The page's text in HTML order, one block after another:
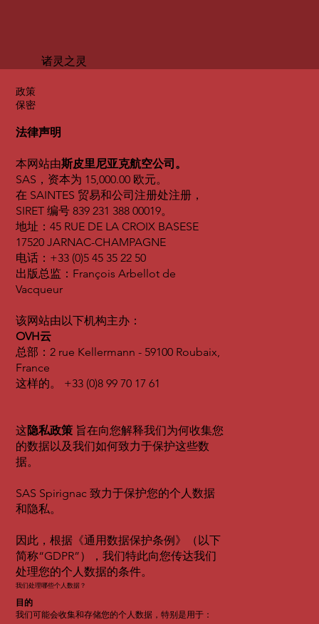
诸灵之灵
政策
保密
法律声明
本网站由斯皮里尼亚克航空公司。
SAS，资本为 15,000.00 欧元。
在 SAINTES 贸易和公司注册处注册，
SIRET 编号 839 231 388 00019。
地址：45 RUE DE LA CROIX BASESE
17520 JARNAC-CHAMPAGNE
电话：+33 (0)5 45 35 22 50
出版总监：François Arbellot de
Vacqueur
该网站由以下机构主办：
OVH云
总部：2 rue Kellermann - 59100 Roubaix,
France
这样的。 +33 (0)8 99 70 17 61
这隐私政策 旨在向您解释我们为何收集您
的数据以及我们如何致力于保护这些数
据。
SAS Spirignac 致力于保护您的个人数据
和隐私。
因此，根据《通用数据保护条例》（以下
简称“GDPR”），我们特此向您传达我们
处理您的个人数据的条件。
我们处理哪些个人数据？
目的
我们可能会收集和存储您的个人数据，特别是用于：